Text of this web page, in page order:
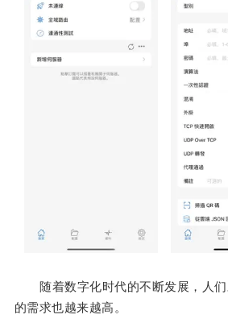
随着数字化时代的不断发展，人们
的需求也越来越高。